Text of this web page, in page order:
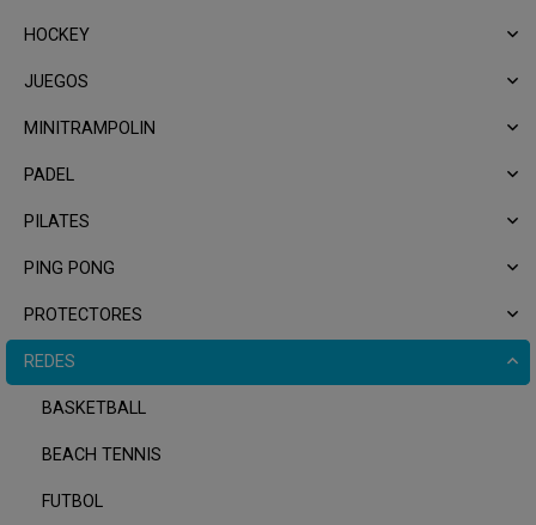
HOCKEY
JUEGOS
MINITRAMPOLIN
PADEL
PILATES
PING PONG
PROTECTORES
REDES
BASKETBALL
BEACH TENNIS
FUTBOL